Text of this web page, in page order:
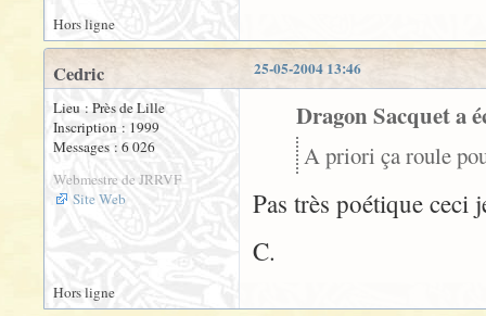
Hors ligne
25-05-2004 13:46
Cedric
Lieu : Près de Lille
Inscription : 1999
Messages : 6 026
Webmestre de JRRVF
Site Web
Dragon Sacquet a
A priori ça roule
Pas très poétique ceci
C.
Hors ligne